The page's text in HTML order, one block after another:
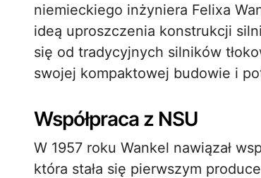
niemieckiego inżyniera Felixa
ideą uproszczenia konstrukcji
się od tradycyjnych silników
swojej kompaktowej budowie i
Współpraca z NSU
W 1957 roku Wankel nawiązał
która stała się pierwszym